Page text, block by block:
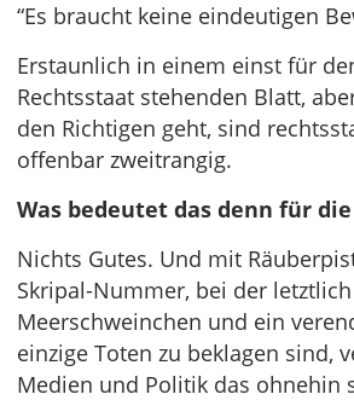
“Es braucht keine eindeutigen
Erstaunlich in einem einst für
Rechtsstaat stehenden Blatt,
den Richtigen geht, sind
offenbar zweitrangig.
Was bedeutet das denn für
Nichts Gutes. Und mit
Skripal-Nummer, bei der letztlich
Meerschweinchen und ein
einzige Toten zu beklagen sind,
Medien und Politik das ohnehin